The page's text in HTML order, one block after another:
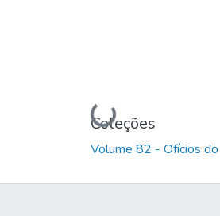
Carregando...
Coleções
Volume 82 - Ofícios